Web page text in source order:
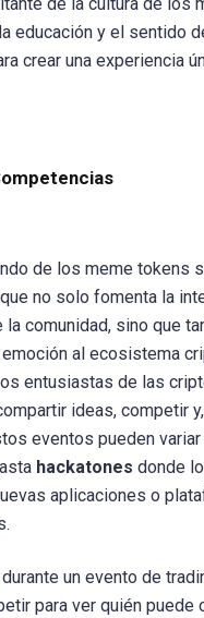
de la cultura de los
educación y el sentido
crear una experiencia
de los meme tokens
no solo fomenta la
comunidad, sino que
al ecosistema
entusiastas de las
ideas, competir
eventos pueden
hackatones donde
aplicaciones o
un evento de
para ver quién puede